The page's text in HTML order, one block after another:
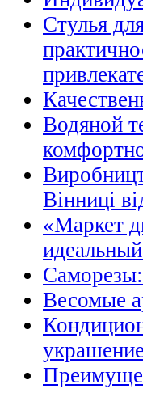
Стулья
Водяной
Вінниці
«Маркет
Саморезы:
Весомые